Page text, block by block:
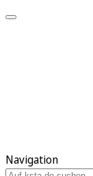
Navigation